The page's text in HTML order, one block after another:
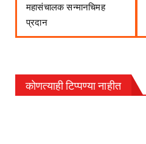
महासंचालक सन्मानचिमह
प्रदान
कोणत्याही टिप्पण्‍या नाहीत